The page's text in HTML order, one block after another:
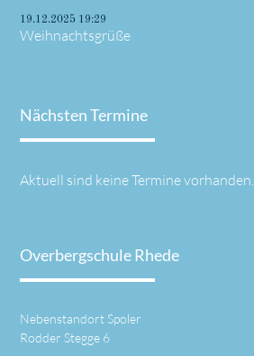
19.12.2025 19:29
Weihnachtsgrüße
Nächsten Termine
Aktuell sind keine Termine vorhanden.
Overbergschule Rhede
Nebenstandort Spoler
Rodder Stegge 6